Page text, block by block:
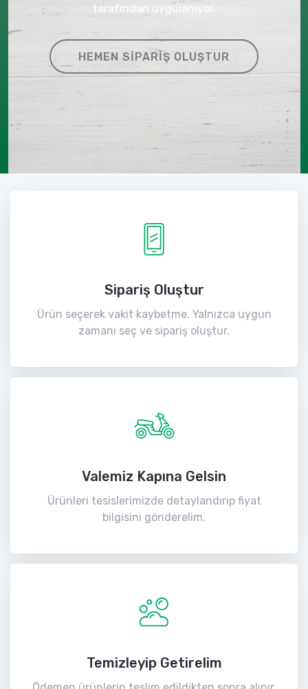
tarafından uygulanıyor.
HEMEN SIPARIŞ OLUŞTUR
Sipariş Oluştur
Ürün seçerek vakit kaybetme. Yalnızca uygun
zamanı seç ve sipariş oluştur.
Valemiz Kapına Gelsin
Ürünleri tesislerimizde detaylandırıp fiyat
bilgisini gönderelim.
Temizleyip Getirelim